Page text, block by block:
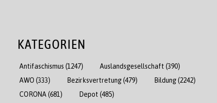
KATEGORIEN
Antifaschismus (1247) Auslandsgesellschaft (390)
AWO (333) Bezirksvertretung(479) Bildung(2242)
CORONA (681) Depot (485)